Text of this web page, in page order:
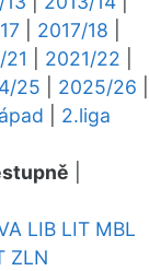
2017/18
2021/22
25 2025/26
2.liga
LIB LIT MBL
ZLN